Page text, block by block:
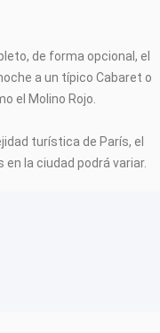
de forma opcional, el
a un típico Cabaret o
el Molino Rojo.
turística de París, el
la ciudad podrá variar.